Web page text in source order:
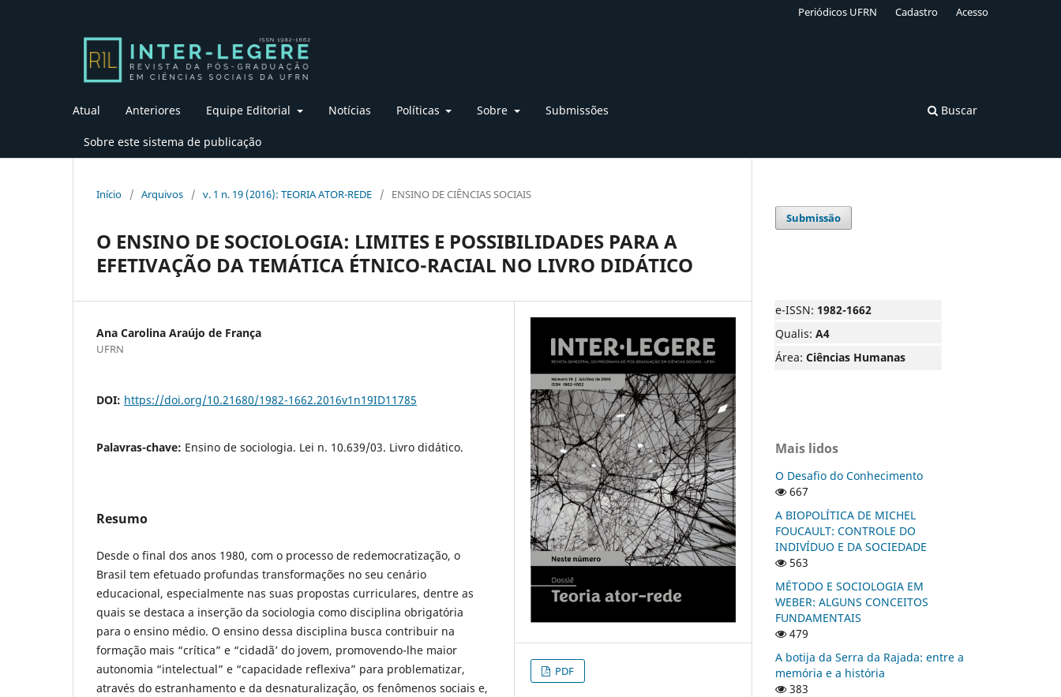
Atual Anteriores Equipe Editorial Notícias Políticas Sobre Submissões
Sobre este sistema de publicação
Buscar
Periódicos UFRN Cadastro Acesso
Início / Arquivos / v. 1 n. 19 (2016): TEORIA ATOR-REDE / ENSINO DE CIÊNCIAS SOCIAIS
O ENSINO DE SOCIOLOGIA: LIMITES E POSSIBILIDADES PARA A
EFETIVAÇÃO DA TEMÁTICA ÉTNICO-RACIAL NO LIVRO DIDÁTICO
Ana Carolina Araújo de França
UFRN
DOI: https://doi.org/10.21680/1982-1662.2016v1n19ID11785
Palavras-chave: Ensino de sociologia. Lei n. 10.639/03. Livro didático.
Resumo
Desde o final dos anos 1980, com o processo de redemocratização, o
Brasil tem efetuado profundas transformações no seu cenário
educacional, especialmente nas suas propostas curriculares, dentre as
quais se destaca a inserção da sociologia como disciplina obrigatória
para o ensino médio. O ensino dessa disciplina busca contribuir na
formação mais “crítica” e “cidadã’ do jovem, promovendo-lhe maior
autonomia “intelectual” e “capacidade reflexiva” para problematizar,
através do estranhamento e da desnaturalização, os fenômenos sociais e,
PDF
Submissão
e-ISSN: 1982-1662
Qualis: A4
Área: Ciências Humanas
Mais lidos
O Desafio do Conhecimento
667
A BIOPOLÍTICA DE MICHEL
FOUCAULT: CONTROLE DO
INDIVÍDUO E DA SOCIEDADE
563
MÉTODO E SOCIOLOGIA EM
WEBER: ALGUNS CONCEITOS
FUNDAMENTAIS
479
A botija da Serra da Rajada: entre a
memória e a história
383